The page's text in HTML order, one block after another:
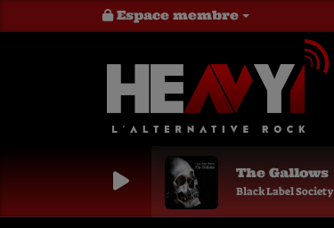
Espace membre
The Gallows
Black Label Society